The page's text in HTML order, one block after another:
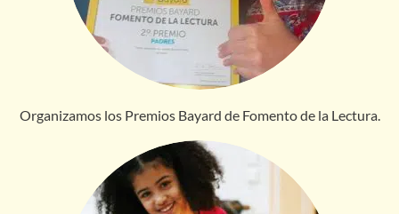
Organizamos los Premios Bayard de Fomento de la Lectura.